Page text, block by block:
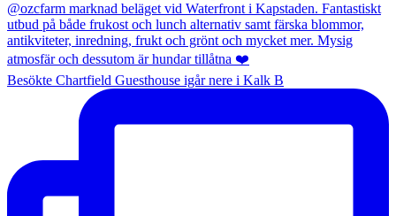
Besökte Chartfield Guesthouse igår nere i Kalk B